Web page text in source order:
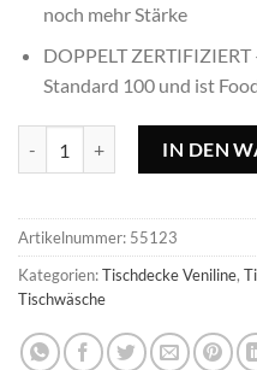
noch mehr Stärke
DOPPELT
Standard 100 und ist
IN DEN
Artikelnummer: 55123
Kategorien:Tischdecke Veniline,
Tischwäsche